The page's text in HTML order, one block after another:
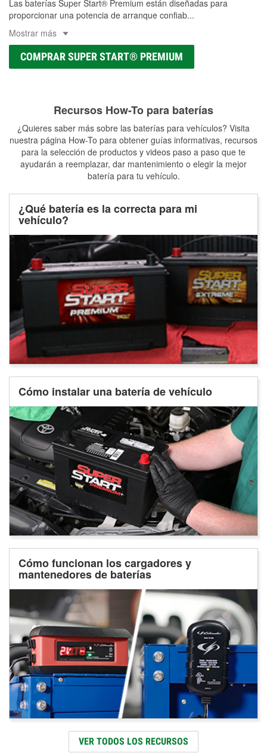
Las baterías Super Start® Premium están diseñadas para
proporcionar una potencia de arranque confiab...
Mostrar más
COMPRAR SUPER START® PREMIUM
Recursos How-To para baterías
¿Quieres saber más sobre las baterías para vehículos? Visita
nuestra página How-To para obtener guías informativas, recursos
para la selección de productos y videos paso a paso que te
ayudarán a reemplazar, dar mantenimiento o elegir la mejor
batería para tu vehículo.
¿Qué batería es la correcta para mi
vehículo?
Cómo instalar una batería de vehículo
Cómo funcionan los cargadores y
mantenedores de baterías
VER TODOS LOS RECURSOS